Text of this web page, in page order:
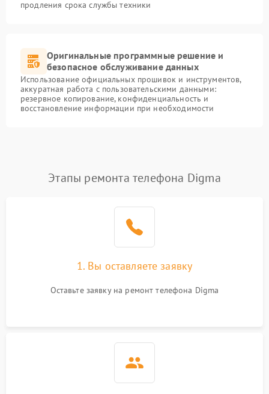
продления срока службы техники
Оригинальные программные решение и
безопасное обслуживание данных
Использование официальных прошивок и инструментов,
аккуратная работа с пользовательскими данными:
резервное копирование, конфиденциальность и
восстановление информации при необходимости
Этапы ремонта телефона Digma
1. Вы оставляете заявку
Оставьте заявку на ремонт телефона Digma